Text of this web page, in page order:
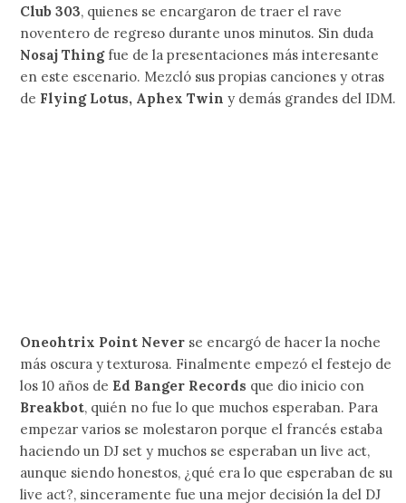
Club 303, quienes se encargaron de traer el rave
noventero de regreso durante unos minutos. Sin duda
Nosaj Thingfue de la presentaciones más interesante
en este escenario. Mezcló sus propias canciones y otras
de Flying Lotus, Aphex Twin y demás grandes del IDM.
Oneohtrix Point Never se encargó de hacer la noche
más oscura y texturosa. Finalmente empezó el festejo de
los 10 años de Ed Banger Records que dio inicio con
Breakbot, quién no fue lo que muchos esperaban. Para
empezar varios se molestaron porque el francés estaba
haciendo un DJ set y muchos se esperaban un live act,
aunque siendo honestos, ¿qué era lo que esperaban de su
live act?, sinceramente fue una mejor decisión la del DJ